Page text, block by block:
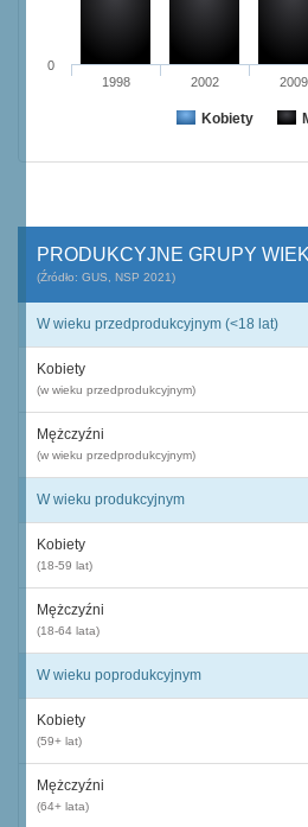
Kobiety
1998 2002 2009
0
PRODUKCYJNE GRUPY
(Źródło: GUS, NSP 2021)
W wieku przedprodukcyjnym (<18 lat)
Kobiety
(w wieku przedprodukcyjnym)
Mężczyźni
(w wieku przedprodukcyjnym)
W wieku produkcyjnym
Kobiety
(18-59 lat)
Mężczyźni
(18-64 lata)
W wieku poprodukcyjnym
Kobiety
(59+ lat)
Mężczyźni
(64+ lata)